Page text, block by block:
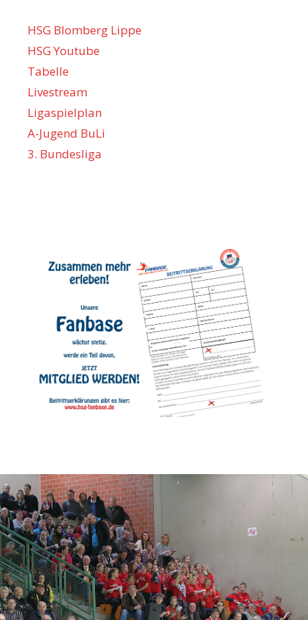
HSG Blomberg Lippe
HSG Youtube
Tabelle
Livestream
Ligaspielplan
A-Jugend BuLi
3. Bundesliga